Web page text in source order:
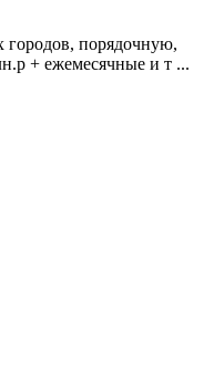
порядочную,
+ ежемесячные и т ...